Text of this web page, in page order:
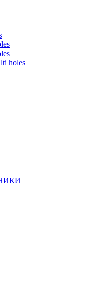
holes